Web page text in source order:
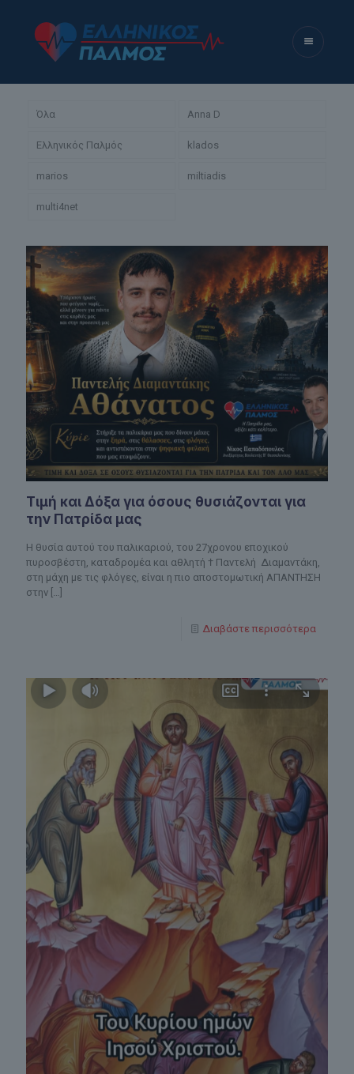
Όλα Anna D
Ελληνικός Παλμός klados
marios miltiadis
multi4net
Τιμή και Δόξα για όσους θυσιάζονται για
την Πατρίδα μας
H θυσία αυτού του παλικαριού, του 27χρονου εποχικού
πυροσβέστη, καταδρομέα και αθλητή † Παντελή Διαμαντάκη,
στη μάχη με τις φλόγες, είναι η πιο αποστομωτική ΑΠΑΝΤΗΣΗ
στην […]
Διαβάστε περισσότερα